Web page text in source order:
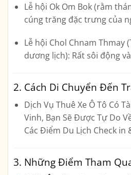
Lễ hội Ok Om Bok(rằm
cúng trăng đặc trưng của
Lễ hội Chol Chnam Thmay
dương lịch): Rất sôi động
2. Cách Di Chuyển Đến
Dịch Vụ Thuê Xe Ô Tô Có
Vinh, Bạn Sẽ Được Tự Do
Các Điểm Du Lịch Check in
3. Những Điểm Tham